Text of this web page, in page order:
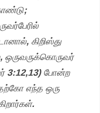
கிறிஸ்து
3:12,13) போன்ற
எந்த ஒரு